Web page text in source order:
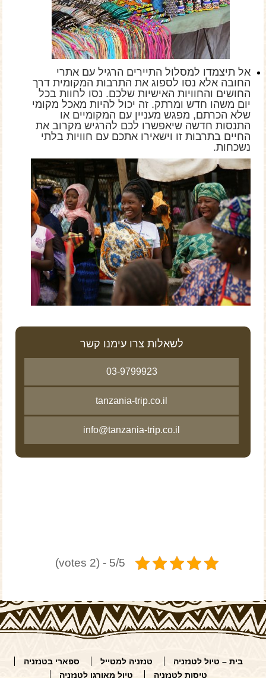
אל תיצמדו למסלול התיירים הרגיל עם אתרי
החובה אלא נסו לספוג את התרבות המקומית דרך
החושים והחוויות האישיות שלכם. נסו לחוות בכל
יום משהו חדש ומרתק. זה יכול להיות מאכל מקומי
שלא הכרתם, מפגש מעניין עם המקומיים או
התנסות חדשה שיאפשרו לכם להרגיש מקרוב את
החיים בתרבות זו וישאירו אתכם עם חוויות בלתי
נשכחות.
לשאלות צרו עימנו קשר
03-9799923
tanzania-trip.co.il
info@tanzania-trip.co.il
5/5 - (2 votes)
בית – טיול לטנזניה טנזניה למטייל
ספארי בטנזניה
טיסות לטנזניה
טיול מאורגן לטנזניה